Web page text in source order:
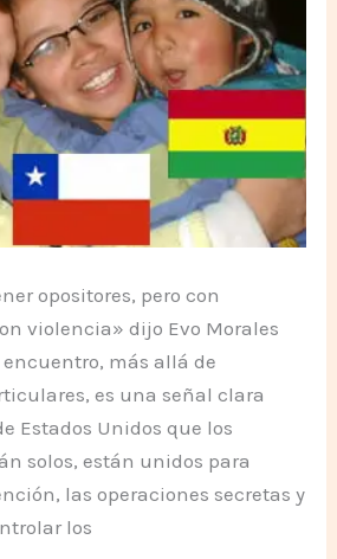
opositores, pero con
violencia» dijo Evo Morales
más allá de
es una señal clara
Estados Unidos que los
solos, están unidos para
las operaciones secretas y
los